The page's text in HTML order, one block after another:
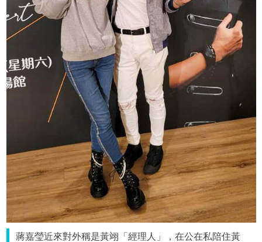
蔣嘉瑩近來對外稱是黃翊「經理人」，在公在私陪住黃